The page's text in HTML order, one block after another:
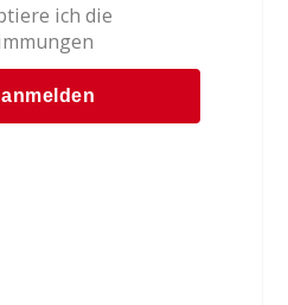
ich die